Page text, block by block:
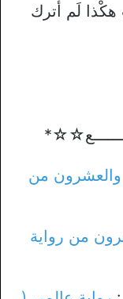
لَم أترك
والعشرون من
من رواية